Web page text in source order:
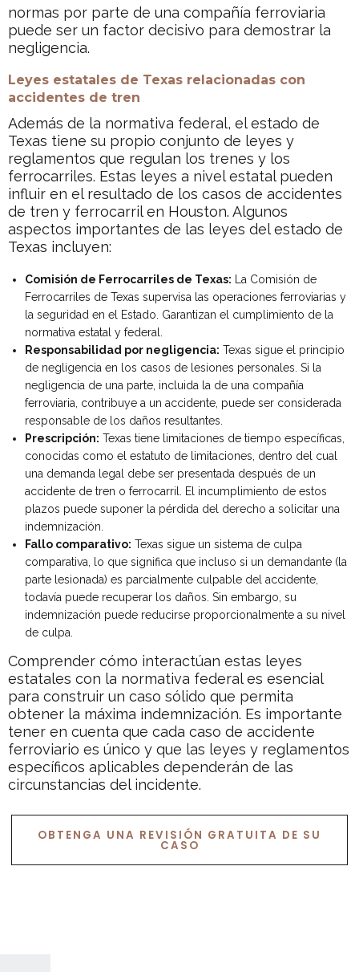
normas por parte de una compañía ferroviaria
puede ser un factor decisivo para demostrar la
negligencia.
Leyes estatales de Texas relacionadas con
accidentes de tren
Además de la normativa federal, el estado de
Texas tiene su propio conjunto de leyes y
reglamentos que regulan los trenes y los
ferrocarriles. Estas leyes a nivel estatal pueden
influir en el resultado de los casos de accidentes
de tren y ferrocarril en Houston. Algunos
aspectos importantes de las leyes del estado de
Texas incluyen:
Comisión de Ferrocarriles de Texas: La Comisión de
Ferrocarriles de Texas supervisa las operaciones ferroviarias y
la seguridad en el Estado. Garantizan el cumplimiento de la
normativa estatal y federal.
Responsabilidad por negligencia: Texas sigue el principio
de negligencia en los casos de lesiones personales. Si la
negligencia de una parte, incluida la de una compañía
ferroviaria, contribuye a un accidente, puede ser considerada
responsable de los daños resultantes.
Prescripción: Texas tiene limitaciones de tiempo específicas,
conocidas como el estatuto de limitaciones, dentro del cual
una demanda legal debe ser presentada después de un
accidente de tren o ferrocarril. El incumplimiento de estos
plazos puede suponer la pérdida del derecho a solicitar una
indemnización.
Fallo comparativo: Texas sigue un sistema de culpa
comparativa, lo que significa que incluso si un demandante (la
parte lesionada) es parcialmente culpable del accidente,
todavía puede recuperar los daños. Sin embargo, su
indemnización puede reducirse proporcionalmente a su nivel
de culpa.
Comprender cómo interactúan estas leyes
estatales con la normativa federal es esencial
para construir un caso sólido que permita
obtener la máxima indemnización. Es importante
tener en cuenta que cada caso de accidente
ferroviario es único y que las leyes y reglamentos
específicos aplicables dependerán de las
circunstancias del incidente.
OBTENGA UNA REVISIÓN GRATUITA DE SU
CASO